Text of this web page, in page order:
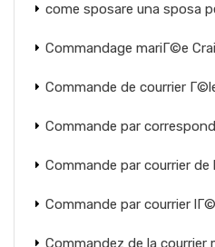
come sposare una sposa
Commandage mariГ©e
Commande de courrier
Commande par
Commande par courrier de
Commande par courrier
Commandez de la courrier